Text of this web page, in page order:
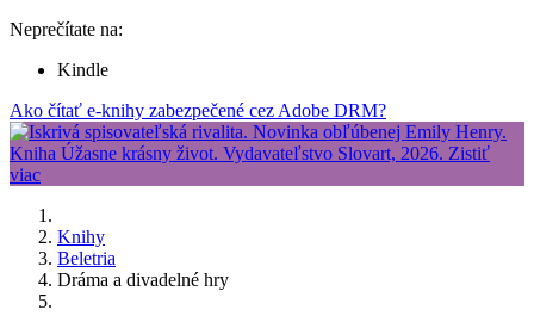
Neprečítate na:
Kindle
Ako čítať e-knihy zabezpečené cez Adobe DRM?
Knihy
Beletria
Dráma a divadelné hry